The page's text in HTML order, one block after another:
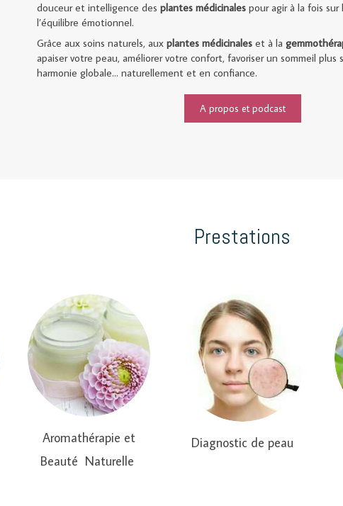
douceur et intelligence des plantes médicinales pour agir à la fois
l’équilibre émotionnel.
Grâce aux soins naturels, aux plantes médicinales et à la
apaiser votre peau, améliorer votre confort, favoriser un sommeil
harmonie globale… naturellement et en confiance.
A propos et podcast
Prestations
Aromathérapie et
Beauté Naturelle
Diagnostic de peau